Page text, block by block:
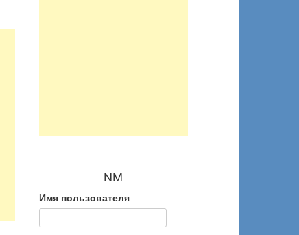
NM
Имя пользователя